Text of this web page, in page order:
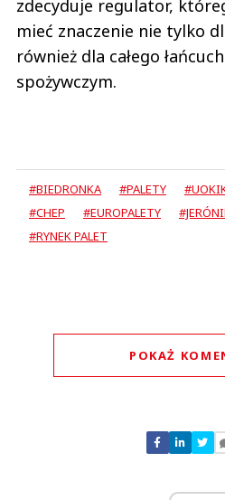
zdecyduje regulator,
mieć znaczenie nie tylko
również dla całego
spożywczym.
#BIEDRONKA #PALETY
#CHEP
#EUROPALETY
#RYNEK PALET
POKAŻ
Nie znaleziono
Zostaw swoje